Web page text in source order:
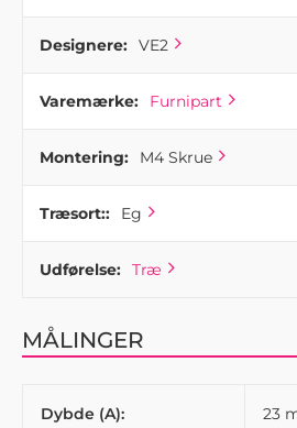
Designere: VE2
Varemærke: Furnipart
Montering: M4 Skrue
Træsort:: Eg
Udførelse: Træ
MÅLINGER
Dybde (A): 23